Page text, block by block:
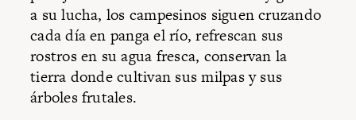
a su lucha, los campesinos siguen cruzando
cada día en panga el río, refrescan sus
rostros en su agua fresca, conservan la
tierra donde cultivan sus milpas y sus
árboles frutales.